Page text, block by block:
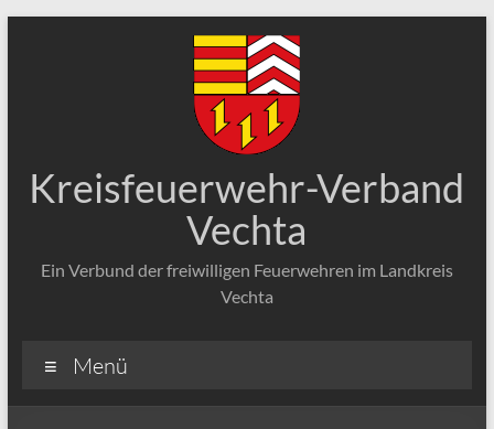
Kreisfeuerwehr-Verband
Vechta
Ein Verbund der freiwilligen Feuerwehren im Landkreis
Vechta
Menü